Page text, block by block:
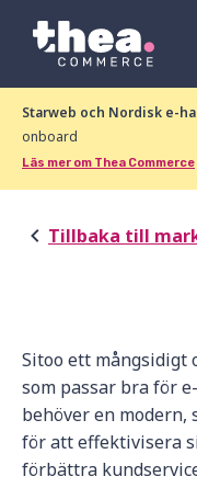
Starweb och Nordisk e-
onboard
Läs mer om Thea Commerce
Tillbaka till
Sitoo ett mångsidigt
som passar bra för
behöver en
för att effektivisera
förbättra